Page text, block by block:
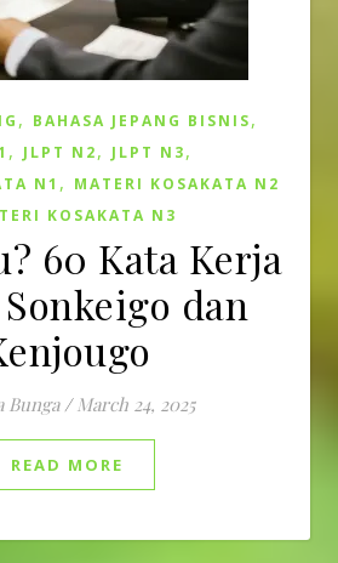
, BAHASA JEPANG BISNIS,
, JLPT N2, JLPT N3,
N1 , MATERI KOSAKATA N2
KOSAKATA N3
60 Kata Kerja
dan
Bunga/ March 24, 2025
READ MORE